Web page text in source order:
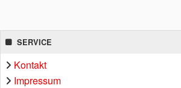
SERVICE
Kontakt
Impressum